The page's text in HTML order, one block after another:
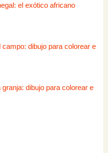
el exótico africano
dibujo para colorear e
dibujo para colorear e